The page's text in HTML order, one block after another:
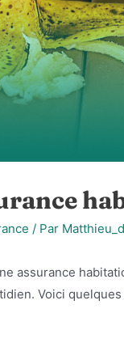
/ Par
assurance
Voici